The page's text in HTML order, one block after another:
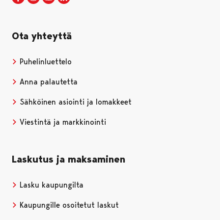
Ota yhteyttä
Puhelinluettelo
Anna palautetta
Sähköinen asiointi ja lomakkeet
Viestintä ja markkinointi
Laskutus ja maksaminen
Lasku kaupungilta
Kaupungille osoitetut laskut